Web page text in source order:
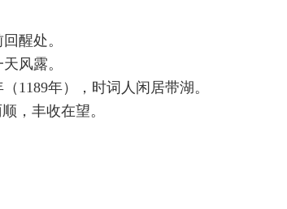
醒处。
风露。
1189年），时词人闲居带湖。
，丰收在望。